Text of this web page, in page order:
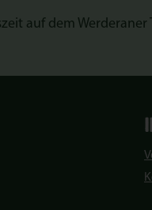
auf dem Werderaner